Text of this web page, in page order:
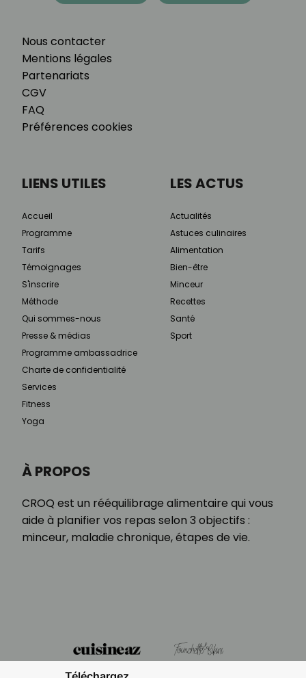
Nous contacter
Mentions légales
Partenariats
CGV
FAQ
Préférences cookies
À PROPOS
CROQ est un rééquilibrage alimentaire qui vous
aide à planifier vos repas selon 3 objectifs :
minceur, maladie chronique, étapes de vie.
LIENS UTILES
Accueil
Programme
Tarifs
Témoignages
S'inscrire
Méthode
Qui sommes-nous
Presse & médias
Programme ambassadrice
Charte de confidentialité
Services
Fitness
Yoga
LES ACTUS
Actualités
Astuces culinaires
Alimentation
Bien-être
Minceur
Recettes
Santé
Sport